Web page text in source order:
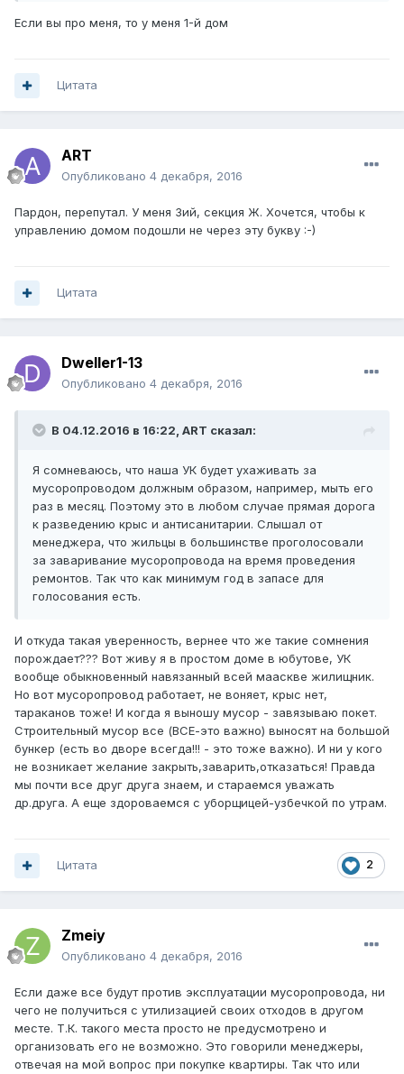
Если вы про меня, то у меня 1-й дом
Цитата
ART
Опубликовано 4 декабря, 2016
Пардон, перепутал. У меня 3ий, секция Ж. Хочется, чтобы к
управлению домом подошли не через эту букву :-)
Цитата
Dweller1-13
Опубликовано 4 декабря, 2016
В 04.12.2016 в 16:22, ART сказал:
Я сомневаюсь, что наша УК будет ухаживать за
мусоропроводом должным образом, например, мыть его
раз в месяц. Поэтому это в любом случае прямая дорога
к разведению крыс и антисанитарии. Слышал от
менеджера, что жильцы в большинстве проголосовали
за заваривание мусоропровода на время проведения
ремонтов. Так что как минимум год в запасе для
голосования есть.
И откуда такая уверенность, вернее что же такие сомнения
порождает??? Вот живу я в простом доме в юбутове, УК
вообще обыкновенный навязанный всей мааскве жилищник.
Но вот мусоропровод работает, не воняет, крыс нет,
тараканов тоже! И когда я выношу мусор - завязываю покет.
Строительный мусор все (ВСЕ-это важно) выносят на большой
бункер (есть во дворе всегда!!! - это тоже важно). И ни у кого
не возникает желание закрыть,заварить,отказаться! Правда
мы почти все друг друга знаем, и стараемся уважать
др.друга. А еще здороваемся с уборщицей-узбечкой по утрам.
2
Цитата
Zmeiy
Опубликовано 4 декабря, 2016
Если даже все будут против эксплуатации мусоропровода, ни
чего не получиться с утилизацией своих отходов в другом
месте. Т.К. такого места просто не предусмотрено и
организовать его не возможно. Это говорили менеджеры,
отвечая на мой вопрос при покупке квартиры. Так что или